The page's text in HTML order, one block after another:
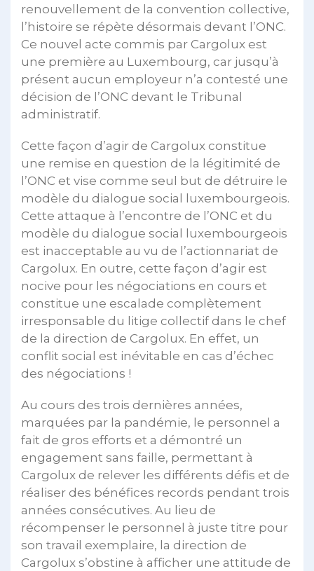
renouvellement de la convention collective,
l’histoire se répète désormais devant l’ONC.
Ce nouvel acte commis par Cargolux est
une première au Luxembourg, car jusqu’à
présent aucun employeur n’a contesté une
décision de l’ONC devant le Tribunal
administratif.
Cette façon d’agir de Cargolux constitue
une remise en question de la légitimité de
l’ONC et vise comme seul but de détruire le
modèle du dialogue social luxembourgeois.
Cette attaque à l’encontre de l’ONC et du
modèle du dialogue social luxembourgeois
est inacceptable au vu de l’actionnariat de
Cargolux. En outre, cette façon d’agir est
nocive pour les négociations en cours et
constitue une escalade complètement
irresponsable du litige collectif dans le chef
de la direction de Cargolux. En effet, un
conflit social est inévitable en cas d’échec
des négociations !
Au cours des trois dernières années,
marquées par la pandémie, le personnel a
fait de gros efforts et a démontré un
engagement sans faille, permettant à
Cargolux de relever les différents défis et de
réaliser des bénéfices records pendant trois
années consécutives. Au lieu de
récompenser le personnel à juste titre pour
son travail exemplaire, la direction de
Cargolux s’obstine à afficher une attitude de